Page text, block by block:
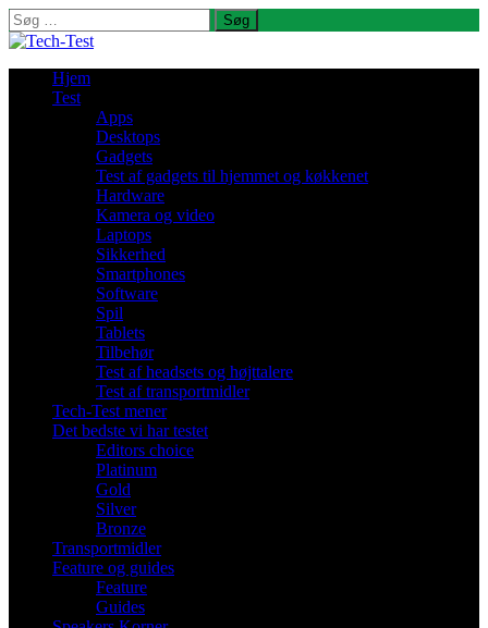
Søg
efter:
Hjem
Test
Apps
Desktops
Gadgets
Test af gadgets til hjemmet og køkkenet
Hardware
Kamera og video
Laptops
Sikkerhed
Smartphones
Software
Spil
Tablets
Tilbehør
Test af headsets og højttalere
Test af transportmidler
Tech-Test mener
Det bedste vi har testet
Editors choice
Platinum
Gold
Silver
Bronze
Transportmidler
Feature og guides
Feature
Guides